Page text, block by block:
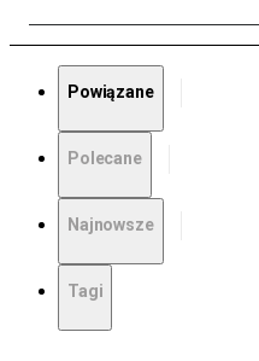
Powiązane
Polecane
Najnowsze
Tagi